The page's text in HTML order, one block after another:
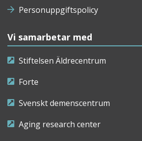
Personuppgiftspolicy
Vi samarbetar med
Stiftelsen Äldrecentrum
Forte
Svenskt demenscentrum
Aging research center